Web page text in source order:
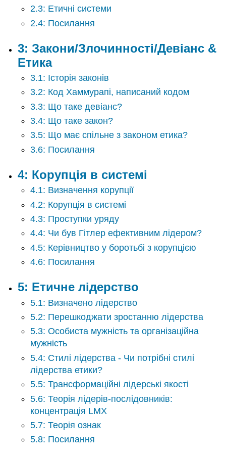
Етичне
лідерство
Кримінал
проти
расового
та
спостереження
7:
оцінка.
Тематичне
дослідження:
Побудова
політики
Йорка:
Компонент
проекту
8:
дослідження:
Огляд
Департаменту
Пенсільванії
9:
політика
в
системах
правосуддя
10:
Громадськість
приватної
поліції:
етична
2.3: Етичні системи
2.4: Посилання
3: Закони/Злочинності/Девіанс &
Етика
3.1: Історія законів
3.2: Код Хаммурапі, написаний кодом
3.3: Що таке девіанс?
3.4: Що таке закон?
3.5: Що має спільне з законом етика?
3.6: Посилання
4: Корупція в системі
4.1: Визначення корупції
4.2: Корупція в системі
4.3: Проступки уряду
4.4: Чи був Гітлер ефективним лідером?
4.5: Керівництво у боротьбі з корупцією
4.6: Посилання
5: Етичне лідерство
5.1: Визначено лідерство
5.2: Перешкоджати зростанню лідерства
5.3: Особиста мужність та організаційна
мужність
5.4: Стилі лідерства - Чи потрібні стилі
лідерства етики?
5.5: Трансформаційні лідерські якості
5.6: Теорія лідерів-послідовників:
концентрація LMX
5.7: Теорія ознак
5.8: Посилання